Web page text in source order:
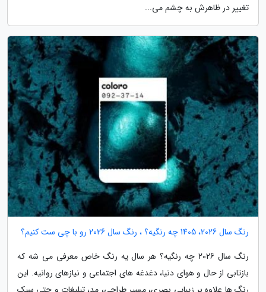
تغییر در ظاهرش به چشم می...
رنگ سال 2026، 1405 چه رنگیه؟ ، رنگ سال 2026 رو با چی ست کنیم؟
رنگ سال 2026 چه رنگیه؟ هر سال یه رنگ خاص معرفی می شه که
بازتابی از حال و هوای دنیا، دغدغه های اجتماعی و نیازهای روانیه. این
رنگ ها علاوه بر زیبایی بصری، مسیر طراحی، مد، تبلیغات و حتی سبک